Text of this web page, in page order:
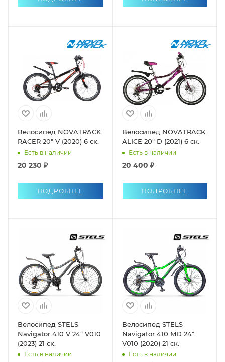
Велосипед NOVATRACK
RACER 20" V (2020) 6 ск.
Есть в наличии
20 230 ₽
ПОДРОБНЕЕ
Велосипед NOVATRACK
ALICE 20" D (2021) 6 ск.
Есть в наличии
20 400 ₽
ПОДРОБНЕЕ
Велосипед STELS
Navigator 410 V 24" V010
(2023) 21 ск.
Есть в наличии
Велосипед STELS
Navigator 410 MD 24"
V010 (2020) 21 ск.
Есть в наличии